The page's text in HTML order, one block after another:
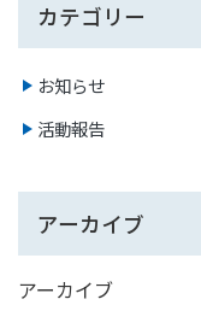
カテゴリー
お知らせ
活動報告
アーカイブ
アーカイブ